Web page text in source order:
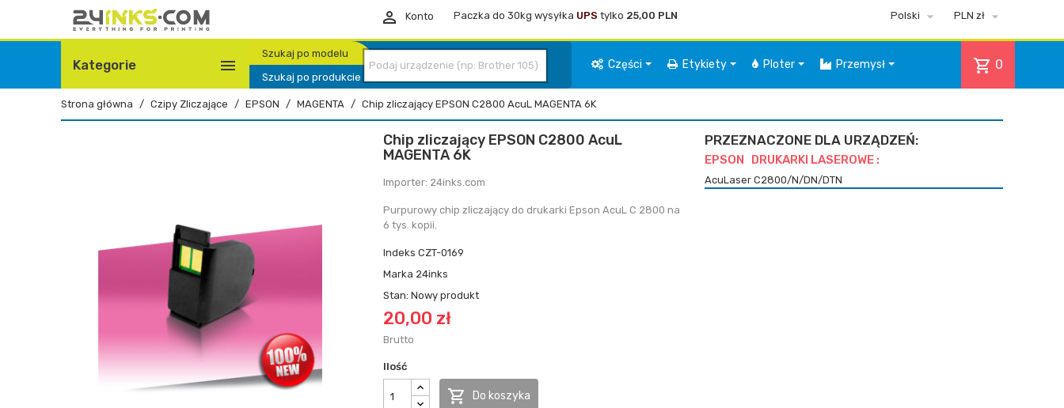
 Konto Paczka do 30kg wysyłka UPS tylko 25,00 PLN Polski  PLN zł 
Kategorie 
Szukaj po modelu
Szukaj po produkcie
shopping_cart 0
Części Etykiety Ploter Przemysł
Strona główna Czipy Zliczające EPSON MAGENTA Chip zliczający EPSON C2800 AcuL MAGENTA 6K
Chip zliczający EPSON C2800 AcuL
MAGENTA 6K
Importer: 24inks.com
Purpurowy chip zliczający do drukarki Epson AcuL C 2800 na
6 tys. kopii.
Indeks CZT-0169
Marka 24inks
Stan: Nowy produkt
20,00 zł
Brutto
Ilość
 Do koszyka
PRZEZNACZONE DLA URZĄDZEŃ:
EPSON DRUKARKI LASEROWE :
AcuLaser C2800/N/DN/DTN